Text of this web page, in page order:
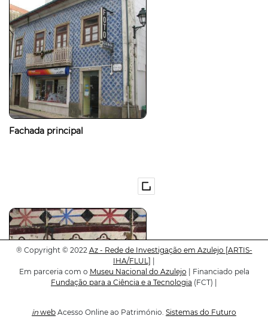
Fachada principal
® Copyright © 2022 Az - Rede de Investigação em Azulejo [ARTIS-
IHA/FLUL]
Em parceria com o Museu Nacional do Azulejo | Financiado pela
Fundação para a Ciência e a Tecnologia (FCT) |
in web Acesso Online ao Património. Sistemas do Futuro